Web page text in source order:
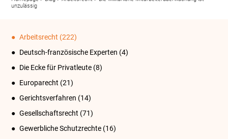
unzulässig
Arbeitsrecht (222)
Deutsch-französische Experten (4)
Die Ecke für Privatleute (8)
Europarecht (21)
Gerichtsverfahren (14)
Gesellschaftsrecht (71)
Gewerbliche Schutzrechte (16)